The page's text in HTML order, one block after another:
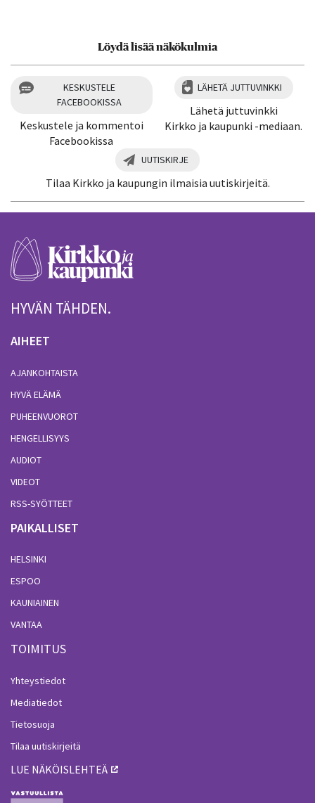
Löydä lisää näkökulmia
KESKUSTELE
FACEBOOKISSA
Keskustele ja kommentoi
Facebookissa
LÄHETÄ JUTTUVINKKI
Lähetä juttuvinkki
Kirkko ja kaupunki -mediaan.
UUTISKIRJE
Tilaa Kirkko ja kaupungin ilmaisia uutiskirjeitä.
HYVÄN TÄHDEN.
AIHEET
AJANKOHTAISTA
HYVÄ ELÄMÄ
PUHEENVUOROT
HENGELLISYYS
AUDIOT
VIDEOT
RSS-SYÖTTEET
PAIKALLISET
HELSINKI
ESPOO
KAUNIAINEN
VANTAA
TOIMITUS
Yhteystiedot
Mediatiedot
Tietosuoja
Tilaa uutiskirjeitä
LUE NÄKÖISLEHTEÄ